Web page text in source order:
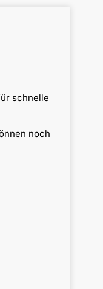
schnelle
noch